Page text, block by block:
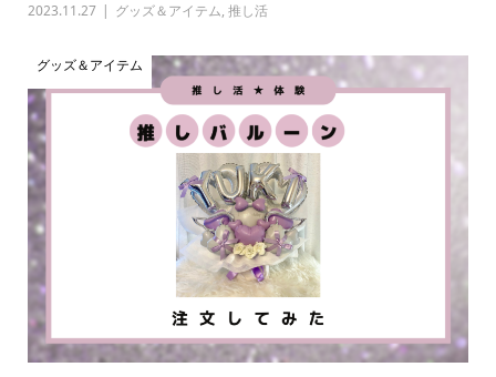
2023.11.27 グッズ＆アイテム, 推し活
グッズ＆アイテム